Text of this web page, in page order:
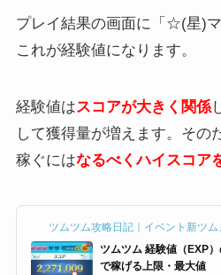
プレイ結果の画面に「☆(星)マ
これが経験値になります。
経験値はスコアが大きく関係
して獲得量が増えます。その
稼ぐにはなるべくハイスコア
ツムツム攻略日記｜イベント新ツム
ツムツム 経験値（EXP
で稼げる上限・最大値